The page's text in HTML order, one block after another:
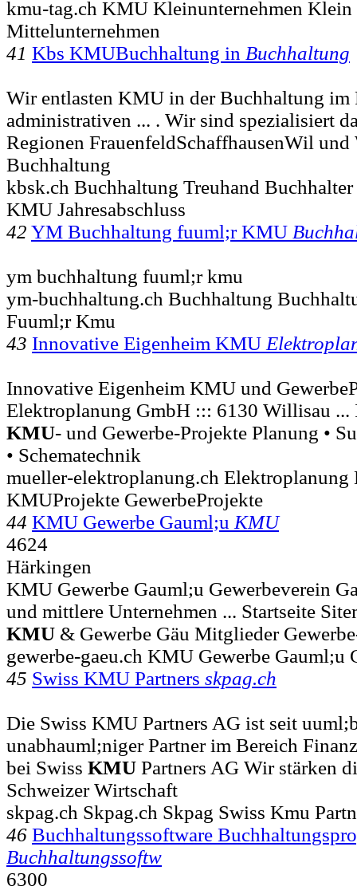
kmu-tag.ch KMU Kleinunternehmen Klein
Mittelunternehmen
41 Kbs KMUBuchhaltung in Buchhaltung
Wir entlasten KMU in der Buchhaltung im
administrativen ... . Wir sind spezialisiert
Regionen FrauenfeldSchaffhausenWil
Buchhaltung
kbsk.ch Buchhaltung Treuhand
KMU Jahresabschluss
42 YM Buchhaltung fuuml;r KMU
ym buchhaltung fuuml;r kmu
ym-buchhaltung.ch Buchhaltung
Fuuml;r Kmu
43 Innovative Eigenheim KMU
Innovative Eigenheim KMU und
Elektroplanung GmbH ::: 6130 Willisau
KMU- und Gewerbe-Projekte Planung •
• Schematechnik
mueller-elektroplanung.ch Elektroplanung
KMUProjekte GewerbeProjekte
44 KMU Gewerbe Gauml;u KMU
4624
Härkingen
KMU Gewerbe Gauml;u Gewerbeverein
und mittlere Unternehmen ... Startseite
KMU & Gewerbe Gäu Mitglieder
gewerbe-gaeu.ch KMU Gewerbe Gauml;u
45 Swiss KMU Partners skpag.ch
Die Swiss KMU Partners AG ist seit
unabhauml;niger Partner im Bereich
bei Swiss KMU Partners AG Wir stärken
Schweizer Wirtschaft
skpag.ch Skpag.ch Skpag Swiss Kmu
46 Buchhaltungssoftware
Buchhaltungssoftw
6300